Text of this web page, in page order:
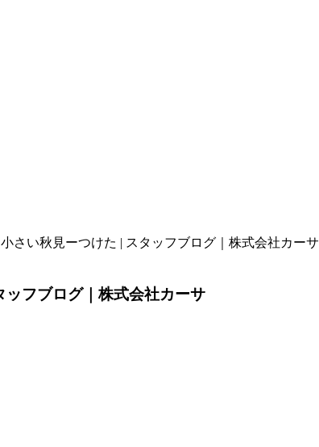
さい秋見ーつけた | スタッフブログ｜株式会社カーサ
フブログ｜株式会社カーサ